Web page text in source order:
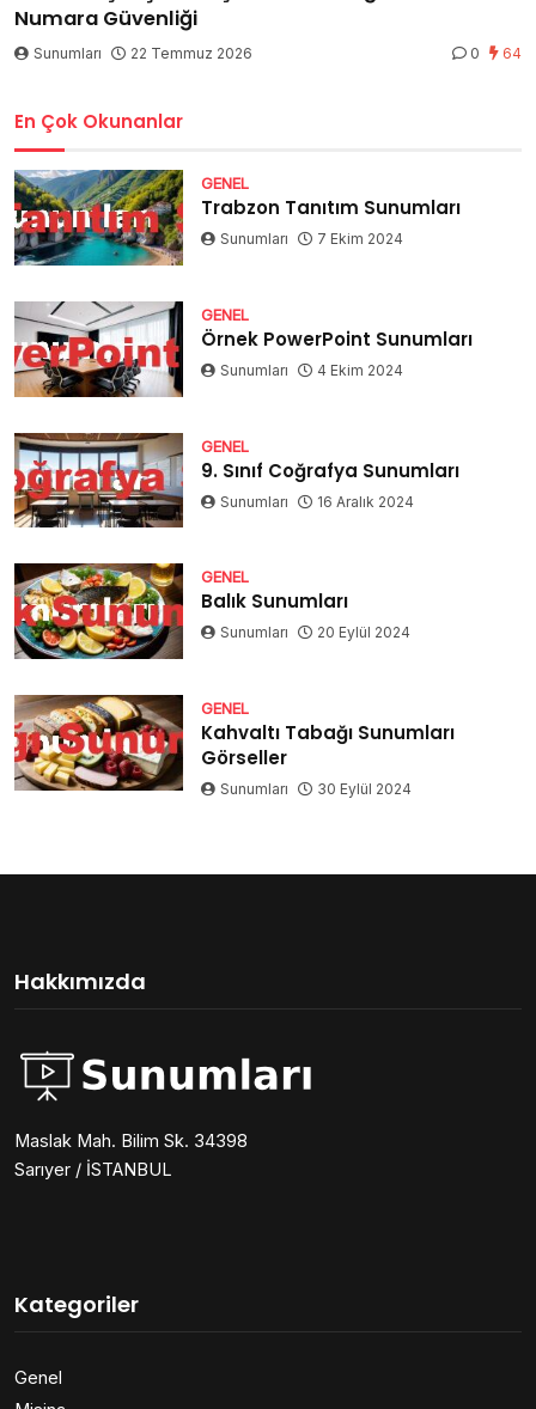
Numara Güvenliği
Sunumları 22 Temmuz 2026 0 64
En Çok Okunanlar
GENEL
Trabzon Tanıtım Sunumları
Sunumları 7 Ekim 2024
GENEL
Örnek PowerPoint Sunumları
Sunumları 4 Ekim 2024
GENEL
9. Sınıf Coğrafya Sunumları
Sunumları 16 Aralık 2024
GENEL
Balık Sunumları
Sunumları 20 Eylül 2024
GENEL
Kahvaltı Tabağı Sunumları
Görseller
Sunumları 30 Eylül 2024
Hakkımızda
Maslak Mah. Bilim Sk. 34398
Sarıyer / İSTANBUL
Kategoriler
Genel